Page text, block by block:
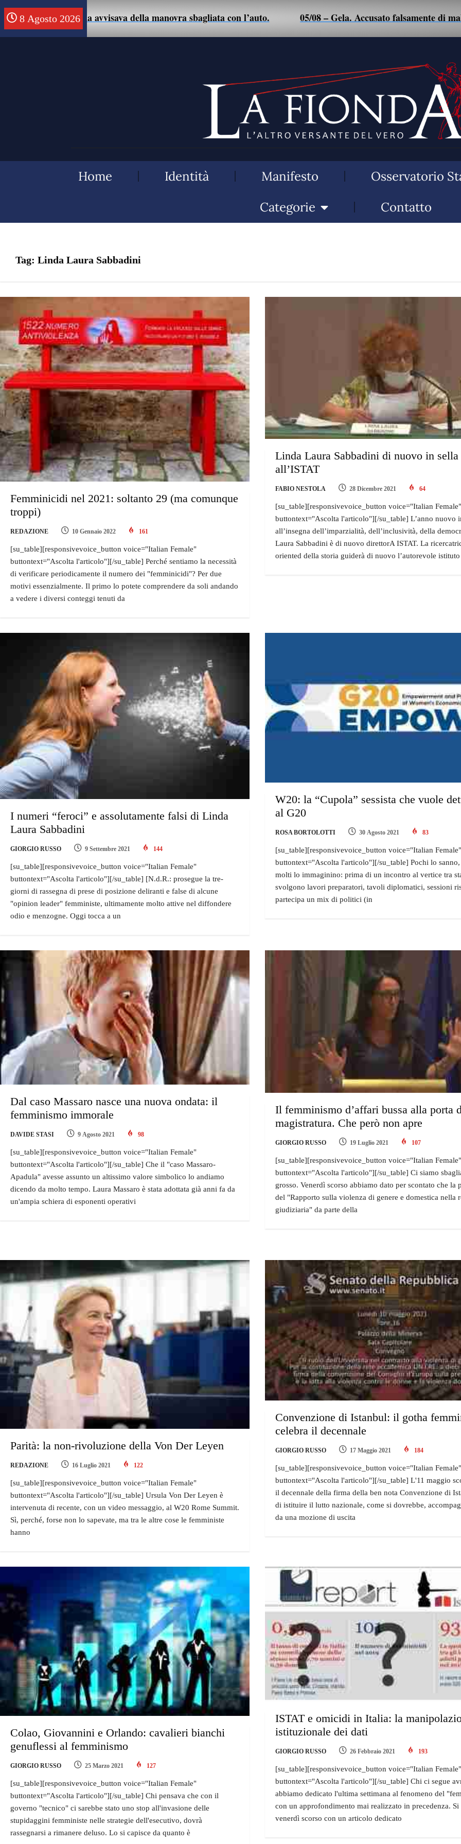
8 Agosto 2026
che la avvisava della manovra sbagliata con l’auto. 05/08 – Gela. Accusato falsamente di
Home Identità Manifesto
Osservatorio
Categorie
Contatto
Tag: Linda Laura Sabbadini
Femminicidi nel 2021: soltanto 29 (ma comunque
troppi)
REDAZIONE 10 Gennaio 2022 161
[su_table][responsivevoice_button voice="Italian Female"
buttontext="Ascolta l'articolo"][/su_table] Perché sentiamo la necessità
di verificare periodicamente il numero dei "femminicidi"? Per due
motivi essenzialmente. Il primo lo potete comprendere da soli andando
a vedere i diversi conteggi tenuti da
Linda Laura Sabbadini di nuovo in sella
all’ISTAT
FABIO NESTOLA 28 Dicembre 2021 64
[su_table][responsivevoice_button voice="Italian
buttontext="Ascolta l'articolo"][/su_table] L’anno nuovo
all’insegna dell’imparzialità, dell’inclusività, della
Laura Sabbadini è di nuovo direttorA ISTAT. La
oriented della storia guiderà di nuovo l’autorevole
I numeri “feroci” e assolutamente falsi di Linda
Laura Sabbadini
GIORGIO RUSSO 9 Settembre 2021 144
[su_table][responsivevoice_button voice="Italian Female"
buttontext="Ascolta l'articolo"][/su_table] [N.d.R.: prosegue la tre-
giorni di rassegna di prese di posizione deliranti e false di alcune
"opinion leader" femministe, ultimamente molto attive nel diffondere
odio e menzogne. Oggi tocca a un
W20: la “Cupola” sessista che vuole
al G20
ROSA BORTOLOTTI 30 Agosto 2021 83
[su_table][responsivevoice_button voice="Italian
buttontext="Ascolta l'articolo"][/su_table] Pochi lo sanno,
molti lo immaginino: prima di un incontro al vertice tra
svolgono lavori preparatori, tavoli diplomatici, sessioni
partecipa un mix di politici (in
Dal caso Massaro nasce una nuova ondata: il
femminismo immorale
DAVIDE STASI 9 Agosto 2021 98
[su_table][responsivevoice_button voice="Italian Female"
buttontext="Ascolta l'articolo"][/su_table] Che il "caso Massaro-
Apadula" avesse assunto un altissimo valore simbolico lo andiamo
dicendo da molto tempo. Laura Massaro è stata adottata già anni fa da
un'ampia schiera di esponenti operativi
Il femminismo d’affari bussa alla porta
magistratura. Che però non apre
GIORGIO RUSSO 19 Luglio 2021 107
[su_table][responsivevoice_button voice="Italian
buttontext="Ascolta l'articolo"][/su_table] Ci siamo
grosso. Venerdì scorso abbiamo dato per scontato che la
del "Rapporto sulla violenza di genere e domestica nella
giudiziaria" da parte della
Parità: la non-rivoluzione della Von Der Leyen
REDAZIONE 16 Luglio 2021 122
[su_table][responsivevoice_button voice="Italian Female"
buttontext="Ascolta l'articolo"][/su_table] Ursula Von Der Leyen è
intervenuta di recente, con un video messaggio, al W20 Rome Summit.
Sì, perché, forse non lo sapevate, ma tra le altre cose le femministe
hanno
Convenzione di Istanbul: il gotha
celebra il decennale
GIORGIO RUSSO 17 Maggio 2021 184
[su_table][responsivevoice_button voice="Italian
buttontext="Ascolta l'articolo"][/su_table] L'11 maggio
il decennale della firma della ben nota Convenzione di
di istituire il lutto nazionale, come si dovrebbe,
da una mozione di uscita
Colao, Giovannini e Orlando: cavalieri bianchi
genuflessi al femminismo
GIORGIO RUSSO 25 Marzo 2021 127
[su_table][responsivevoice_button voice="Italian Female"
buttontext="Ascolta l'articolo"][/su_table] Chi pensava che con il
governo "tecnico" ci sarebbe stato uno stop all'invasione delle
stupidaggini femministe nelle strategie dell'esecutivo, dovrà
rassegnarsi a rimanere deluso. Lo si capisce da quanto è
ISTAT e omicidi in Italia: la
istituzionale dei dati
GIORGIO RUSSO 26 Febbraio 2021 193
[su_table][responsivevoice_button voice="Italian
buttontext="Ascolta l'articolo"][/su_table] Chi ci segue
abbiamo dedicato l'ultima settimana al fenomeno del
con un approfondimento mai realizzato in precedenza.
venerdì scorso con un articolo dedicato